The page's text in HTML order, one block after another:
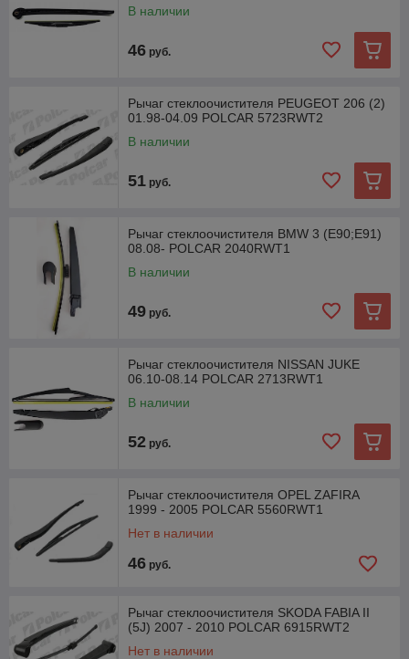
В наличии
46 руб.
Рычаг стеклоочистителя PEUGEOT 206 (2)
01.98-04.09 POLCAR 5723RWT2
В наличии
51 руб.
Рычаг стеклоочистителя BMW 3 (E90;E91)
08.08- POLCAR 2040RWT1
В наличии
49 руб.
Рычаг стеклоочистителя NISSAN JUKE
06.10-08.14 POLCAR 2713RWT1
В наличии
52 руб.
Рычаг стеклоочистителя OPEL ZAFIRA
1999 - 2005 POLCAR 5560RWT1
Нет в наличии
46 руб.
Рычаг стеклоочистителя SKODA FABIA II
(5J) 2007 - 2010 POLCAR 6915RWT2
Нет в наличии